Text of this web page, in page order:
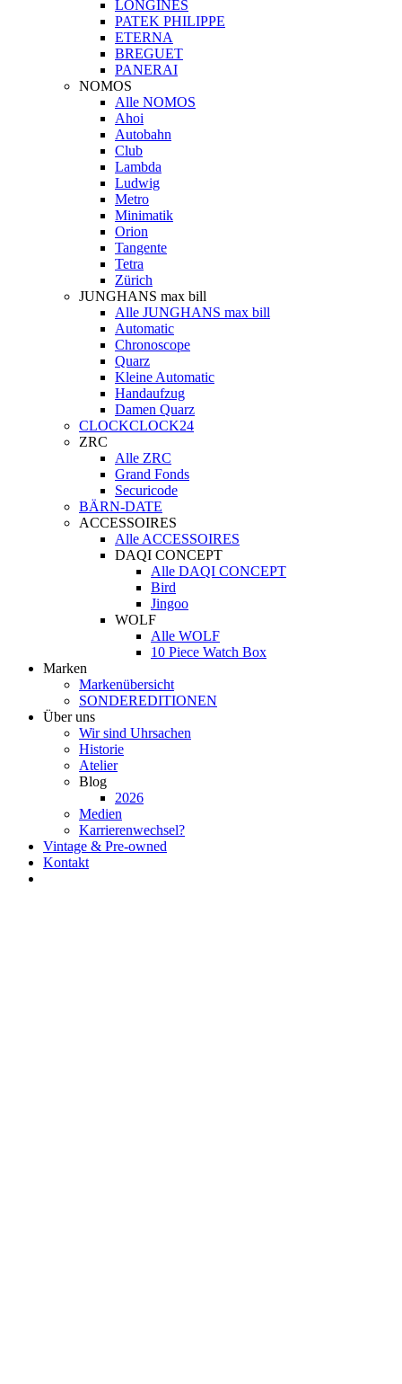
LONGINES
PATEK PHILIPPE
ETERNA
BREGUET
PANERAI
NOMOS
Alle NOMOS
Ahoi
Autobahn
Club
Lambda
Ludwig
Metro
Minimatik
Orion
Tangente
Tetra
Zürich
JUNGHANS max bill
Alle JUNGHANS max bill
Automatic
Chronoscope
Quarz
Kleine Automatic
Handaufzug
Damen Quarz
CLOCKCLOCK24
ZRC
Alle ZRC
Grand Fonds
Securicode
BÄRN-DATE
ACCESSOIRES
Alle ACCESSOIRES
DAQI CONCEPT
Alle DAQI CONCEPT
Bird
Jingoo
WOLF
Alle WOLF
10 Piece Watch Box
Marken
Markenübersicht
SONDEREDITIONEN
Über uns
Wir sind Uhrsachen
Historie
Atelier
Blog
2026
Medien
Karrierenwechsel?
Vintage & Pre-owned
Kontakt